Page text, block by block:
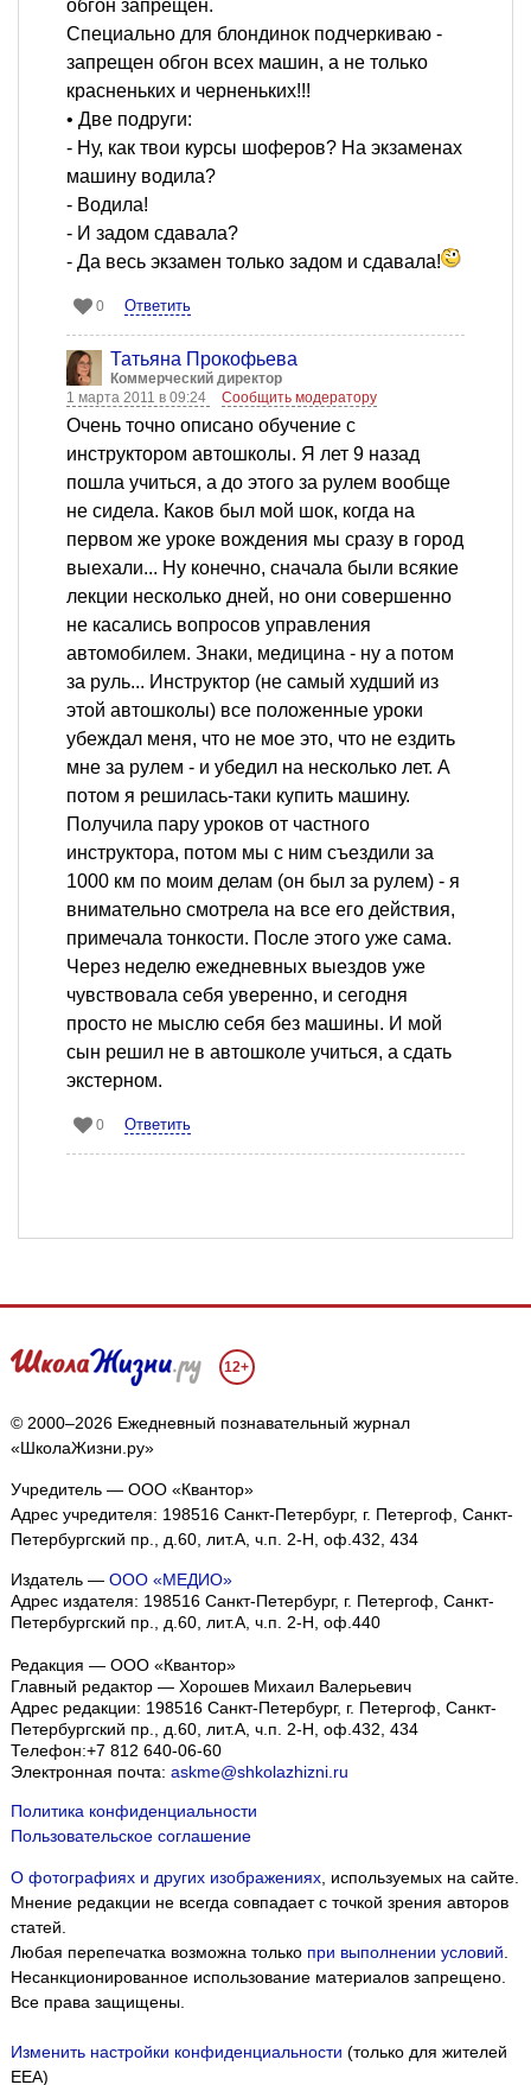
обгон запрещен.
Специально для блондинок подчеркиваю -
запрещен обгон всех машин, а не только
красненьких и черненьких!!!
• Две подруги:
- Ну, как твои курсы шоферов? На экзаменах
машину водила?
- Водила!
- И задом сдавала?
- Да весь экзамен только задом и сдавала!
0 Ответить
Татьяна Прокофьева
Коммерческий директор
1 марта 2011 в 09:24
Сообщить модератору
Очень точно описано обучение с
инструктором автошколы. Я лет 9 назад
пошла учиться, а до этого за рулем вообще
не сидела. Каков был мой шок, когда на
первом же уроке вождения мы сразу в город
выехали... Ну конечно, сначала были всякие
лекции несколько дней, но они совершенно
не касались вопросов управления
автомобилем. Знаки, медицина - ну а потом
за руль... Инструктор (не самый худший из
этой автошколы) все положенные уроки
убеждал меня, что не мое это, что не ездить
мне за рулем - и убедил на несколько лет. А
потом я решилась-таки купить машину.
Получила пару уроков от частного
инструктора, потом мы с ним съездили за
1000 км по моим делам (он был за рулем) - я
внимательно смотрела на все его действия,
примечала тонкости. После этого уже сама.
Через неделю ежедневных выездов уже
чувствовала себя уверенно, и сегодня
просто не мыслю себя без машины. И мой
сын решил не в автошколе учиться, а сдать
экстерном.
0 Ответить
12+
© 2000–2026 Ежедневный познавательный журнал
«ШколаЖизни.ру»
Учредитель — ООО «Квантор»
Адрес учредителя: 198516 Санкт-Петербург, г. Петергоф, Санкт-
Петербургский пр., д.60, лит.А, ч.п. 2-Н, оф.432, 434
Издатель — ООО «МЕДИО»
Адрес издателя: 198516 Санкт-Петербург, г. Петергоф, Санкт-
Петербургский пр., д.60, лит.А, ч.п. 2-Н, оф.440
Редакция — ООО «Квантор»
Главный редактор — Хорошев Михаил Валерьевич
Адрес редакции: 198516 Санкт-Петербург, г. Петергоф Санкт-
Петербургский пр., д.60, лит.А, ч.п. 2-Н, оф.432, 434
Телефон:+7 812 640-06-60
Электронная почта: askme@shkolazhizni.ru
Политика конфиденциальности
Пользовательское соглашение
О фотографиях и других изображениях, используемых на сайте.
Мнение редакции не всегда совпадает с точкой зрения авторов
статей.
Любая перепечатка возможна только при выполнении условий
Несанкционированное использование материалов запрещено.
Все права защищены.
Изменить настройки конфиденциальности (только для жителей
EEA)